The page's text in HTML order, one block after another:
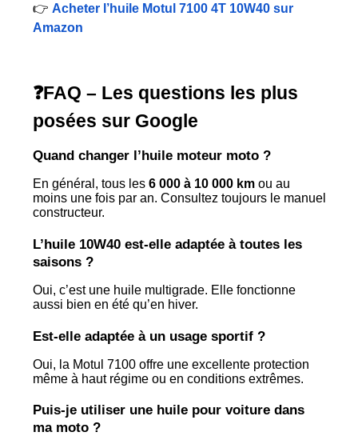
👉 Acheter l’huile Motul 7100 4T 10W40 sur
Amazon
❓FAQ – Les questions les plus
posées sur Google
Quand changer l’huile moteur moto ?
En général, tous les 6 000 à 10 000 kmou au
moins une fois par an. Consultez toujours le manuel
constructeur.
L’huile 10W40 est-elle adaptée à toutes les
saisons ?
Oui, c’est une huile multigrade. Elle fonctionne
aussi bien en été qu’en hiver.
Est-elle adaptée à un usage sportif ?
Oui, la Motul 7100 offre une excellente protection
même à haut régime ou en conditions extrêmes.
Puis-je utiliser une huile pour voiture dans
ma moto ?